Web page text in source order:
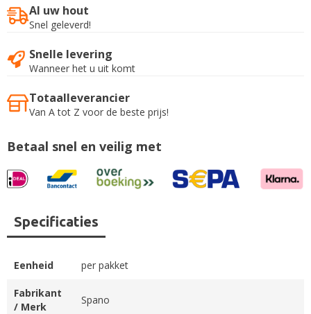
Al uw hout
Snel geleverd!
Snelle levering
Wanneer het u uit komt
Totaalleverancier
Van A tot Z voor de beste prijs!
Betaal snel en veilig met
Specificaties
Eenheid per pakket
Fabrikant
/ Merk
Spano